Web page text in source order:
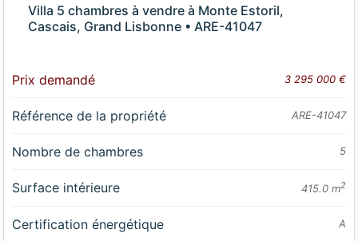
Villa 5 chambres à vendre à Monte Estoril,
Cascais, Grand Lisbonne • ARE-41047
Prix demandé 3 295 000 €
Référence de la propriété ARE-41047
Nombre de chambres 5
Surface intérieure 415.0 m2
Certification énergétique A